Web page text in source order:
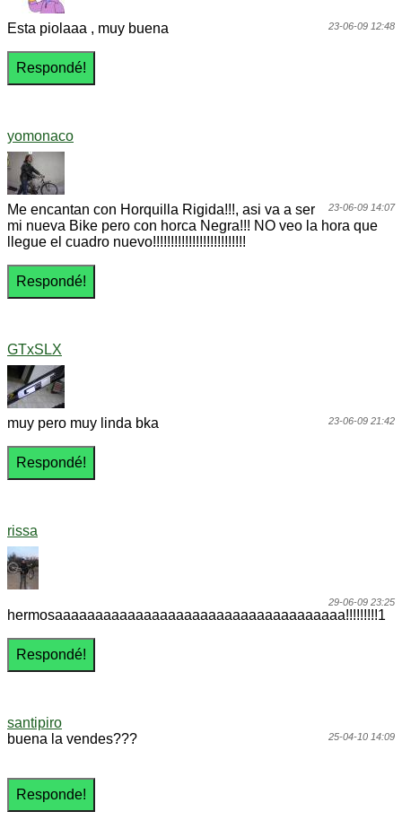
23-06-09 12:48
Esta piolaaa , muy buena
yomonaco
23-06-09 14:07
Me encantan con Horquilla Rigida!!!, asi va a ser
mi nueva Bike pero con horca Negra!!! NO veo la hora que
llegue el cuadro nuevo!!!!!!!!!!!!!!!!!!!!!!!!!!
GTxSLX
23-06-09 21:42
muy pero muy linda bka
rissa
29-06-09 23:25
hermosaaaaaaaaaaaaaaaaaaaaaaaaaaaaaaaaaaaa!!!!!!!!!1
santipiro
25-04-10 14:09
buena la vendes???